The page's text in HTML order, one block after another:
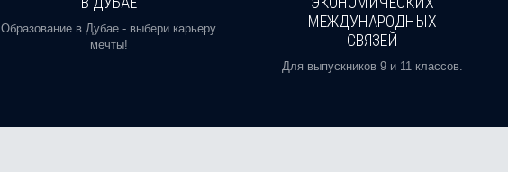
Образование в Дубае - выбери карьеру
мечты!
МЕЖДУНАРОДНЫХ
СВЯЗЕЙ
Для выпускников 9 и 11 классов.